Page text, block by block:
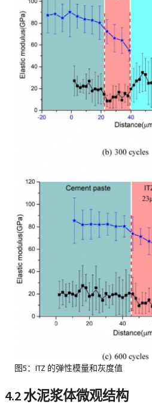
图5：ITZ 的弹性模量和灰度值
4.2 水泥浆体微观结构